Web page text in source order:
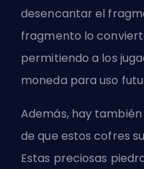
desencantar el
fragmento lo
permitiendo a los
moneda para uso
Además, hay
de que estos cofres
Estas preciosas